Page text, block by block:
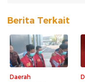
Berita Terkait
Daerah